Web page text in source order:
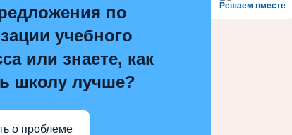
Решаем вместе
по
учебного
или знаете, как
школу лучше?
о проблеме